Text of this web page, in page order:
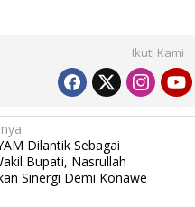
Ikuti Kami
Dilantik Sebagai
Bupati, Nasrullah
Sinergi Demi Konawe